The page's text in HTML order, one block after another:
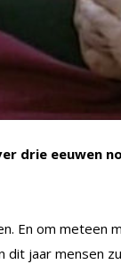
drie eeuwen
En om meteen
jaar mensen